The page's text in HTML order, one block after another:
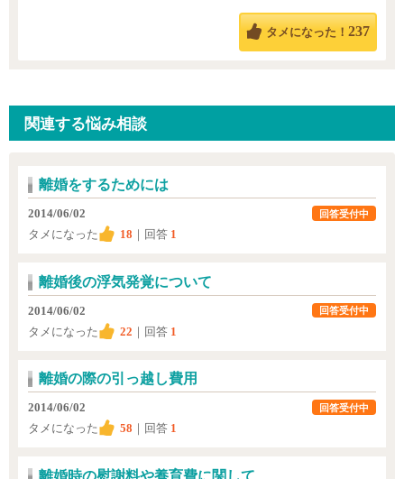
タメになった！ 237
関連する悩み相談
離婚をするためには
2014/06/02
タメになった
18 ｜回答 1
回答受付中
離婚後の浮気発覚について
2014/06/02
タメになった
22 ｜回答 1
回答受付中
離婚の際の引っ越し費用
2014/06/02
タメになった
58 ｜回答 1
回答受付中
離婚時の慰謝料や養育費に関して